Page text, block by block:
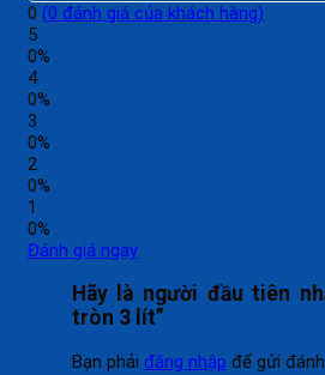
0 (0 đánh giá của khách hàng)
5
0%
4
0%
3
0%
2
0%
1
0%
Đánh giá ngay
Hãy là người đầu tiên
tròn 3 lít”
Bạn phải đăng nhập để gửi